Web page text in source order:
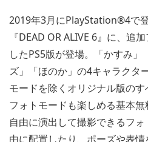
2019年3月にPlayStation®4で
『DEAD OR ALIVE 6』に、追
したPS5版が登場。「かすみ
ズ」「ほのか」の4キャラクタ
モードを除くオリジナル版の
フォトモードも楽しめる基本
自由に演出して撮影できるフ
由に配置したり、ポーズや表